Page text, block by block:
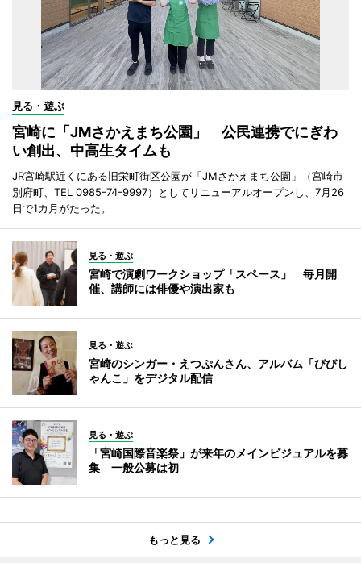
見る・遊ぶ
宮崎に「JMさかえまち公園」 公民連携でにぎわ
い創出、中高生タイムも
JR宮崎駅近くにある旧栄町街区公園が「JMさかえまち公園」（宮崎市
別府町、TEL 0985-74-9997）としてリニューアルオープンし、7月26
日で1カ月がたった。
見る・遊ぶ
宮崎で演劇ワークショップ「スペース」 毎月開
催、講師には俳優や演出家も
見る・遊ぶ
宮崎のシンガー・えつぷんさん、アルバム「びびし
ゃんこ」をデジタル配信
見る・遊ぶ
「宮崎国際音楽祭」が来年のメインビジュアルを募
集 一般公募は初
もっと見る